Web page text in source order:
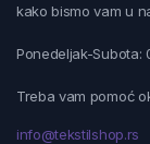
kako bismo vam u
Ponedeljak-Subota:
Treba vam pomoć
info@tekstilshop.rs